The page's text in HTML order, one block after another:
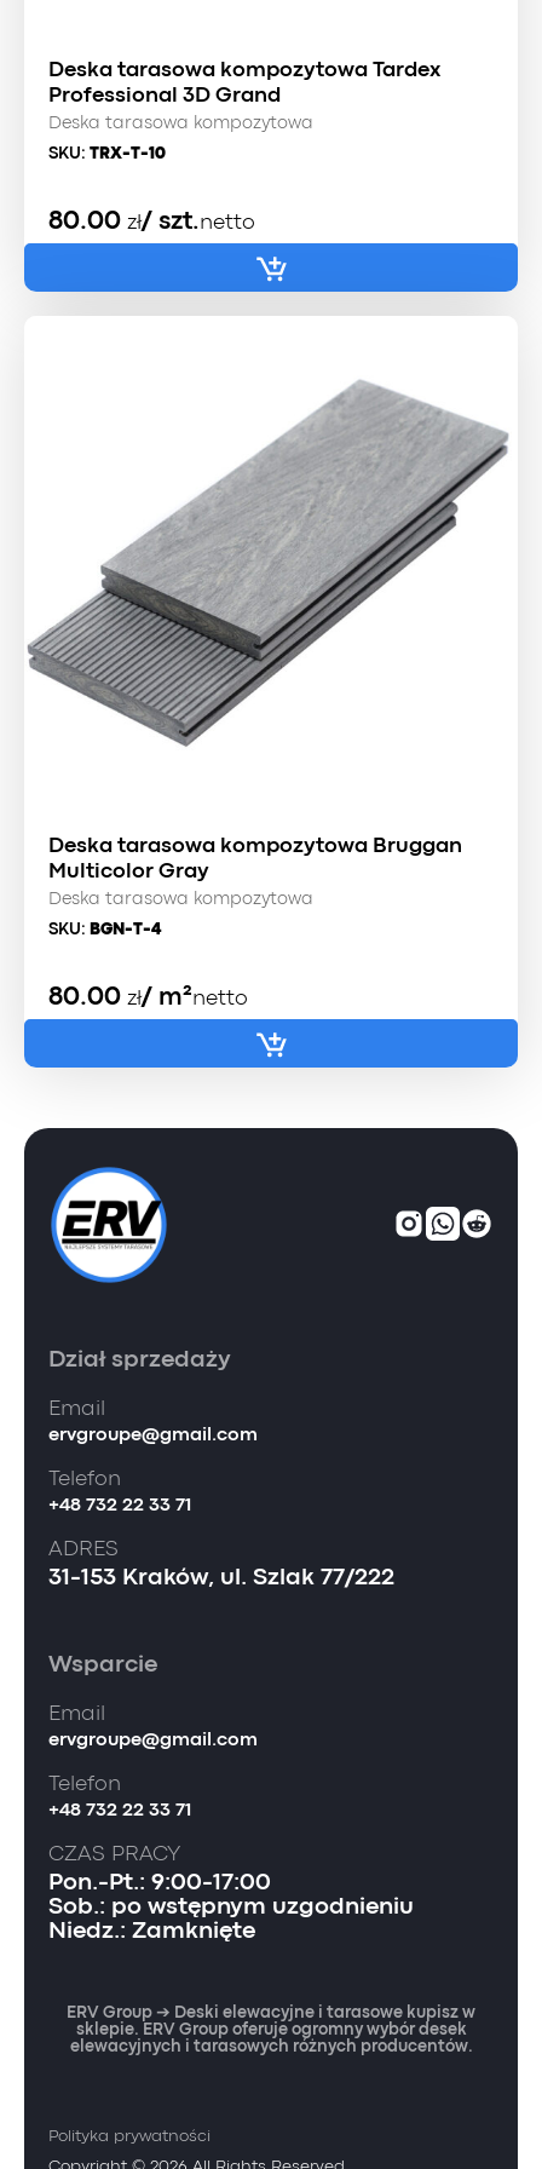
Deska tarasowa kompozytowa Tardex
Professional 3D Grand
Deska tarasowa kompozytowa
SKU: TRX-T-10
80.00 zł/ szt.netto
Deska tarasowa kompozytowa Bruggan
Multicolor Gray
Deska tarasowa kompozytowa
SKU: BGN-T-4
80.00 zł/ m²netto
Dział sprzedaży
Email
ervgroupe@gmail.com
Telefon
+48 732 22 33 71
ADRES
31-153 Kraków, ul. Szlak 77/222
Wsparcie
Email
ervgroupe@gmail.com
Telefon
+48 732 22 33 71
CZAS PRACY
Pon.-Pt.: 9:00-17:00
Sob.: po wstępnym uzgodnieniu
Niedz.: Zamknięte
ERV Group ➔ Deski elewacyjne i tarasowe kupisz w
sklepie. ERV Group oferuje ogromny wybór desek
elewacyjnych i tarasowych różnych producentów.
Polityka prywatności